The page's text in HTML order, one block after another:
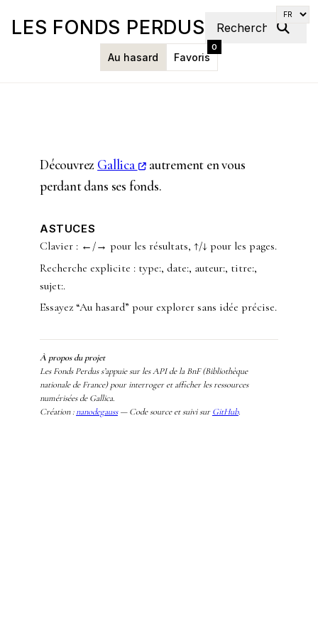
LES FONDS PERDUS
Au hasard Favoris
0
Découvrez Gallica
autrement en vous
perdant dans ses fonds.
ASTUCES
Clavier : ←/→ pour les résultats, ↑/↓ pour les pages.
Recherche explicite : type:, date:, auteur:, titre:,
sujet:.
Essayez “Au hasard” pour explorer sans idée précise.
À propos du projet
Les Fonds Perdus s’appuie sur les API de la BnF (Bibliothèque
nationale de France) pour interroger et afficher les ressources
numérisées de Gallica.
Création:nanodegauss—Code source et suivi surGitHub.